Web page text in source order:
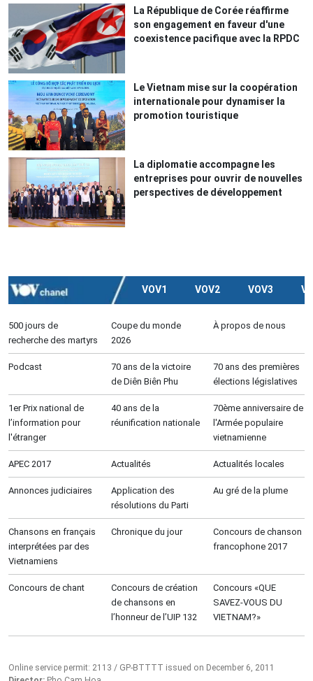
La République de Corée réaffirme
son engagement en faveur d'une
coexistence pacifique avec la RPDC
Le Vietnam mise sur la coopération
internationale pour dynamiser la
promotion touristique
La diplomatie accompagne les
entreprises pour ouvrir de nouvelles
perspectives de développement
VOV1 VOV2 VOV3
500 jours de
recherche des martyrs
Coupe du monde
2026
À propos de nous
Podcast
70 ans de la victoire
de Diên Biên Phu
70 ans des premières
élections législatives
1er Prix national de
l’information pour
l'étranger
40 ans de la
réunification nationale
70ème anniversaire de
l'Armée populaire
vietnamienne
APEC 2017 Actualités Actualités locales
Annonces judiciaires
Application des
résolutions du Parti
Au gré de la plume
Chansons en français
interprétées par des
Vietnamiens
Chronique du jour
Concours de chanson
francophone 2017
Concours de chant
Concours de création
de chansons en
l’honneur de l’UIP 132
Concours «QUE
SAVEZ-VOUS DU
VIETNAM?»
Online service permit: 2113 / GP-BTTTT issued on December 6, 2011